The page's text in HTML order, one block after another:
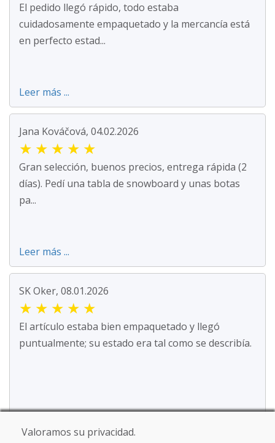
El pedido llegó rápido, todo estaba
cuidadosamente empaquetado y la mercancía está
en perfecto estad...
Leer más ...
Jana Kováčová, 04.02.2026
★ ★ ★ ★ ★
Gran selección, buenos precios, entrega rápida (2
días). Pedí una tabla de snowboard y unas botas
pa...
Leer más ...
SK Oker, 08.01.2026
★ ★ ★ ★ ★
El artículo estaba bien empaquetado y llegó
puntualmente; su estado era tal como se describía.
Valoramos su privacidad.